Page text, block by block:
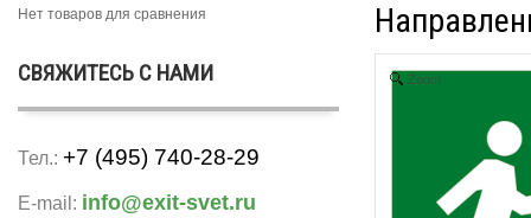
Нет товаров для сравнения
СВЯЖИТЕСЬ С НАМИ
Тел.: +7 (495) 740-28-29
E-mail: info@exit-svet.ru
Zoom